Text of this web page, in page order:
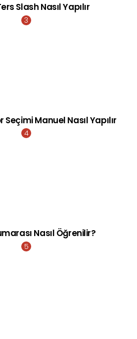
Slash Nasıl Yapılır
Manuel Nasıl Yapılır
Nasıl Öğrenilir?